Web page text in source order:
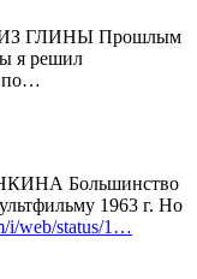
ГЛИНЫ Прошлым
я решил
по…
Большинство
1963 г. Но
i/web/status/1…